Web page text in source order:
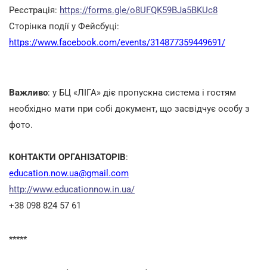
Реєстрація: https://forms.gle/o8UFQK59BJa5BKUc8
Сторінка події у Фейсбуці:
https://www.facebook.com/events/314877359449691/
Важливо: у БЦ «ЛІГА» діє пропускна система і гостям
необхідно мати при собі документ, що засвідчує особу з
фото.
КОНТАКТИ ОРГАНІЗАТОРІВ:
education.now.ua@gmail.com
http://www.educationnow.in.ua/
+38 098 824 57 61
*****